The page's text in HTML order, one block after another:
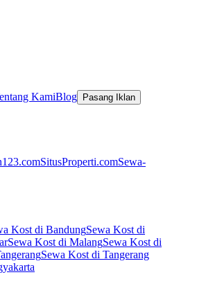
KamiBlog Pasang Iklan
SitusProperti.comSewa-
Kost di BandungSewa Kost di
Sewa Kost di MalangSewa Kost di
Sewa Kost di Tangerang